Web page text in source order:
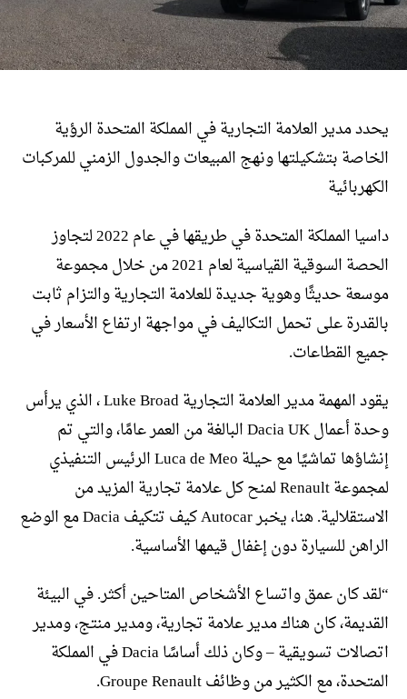
يحدد مدير العلامة التجارية في المملكة المتحدة الرؤية
الخاصة بتشكيلتها ونهج المبيعات والجدول الزمني للمركبات
الكهربائية
داسيا المملكة المتحدة في طريقها في عام 2022 لتجاوز
الحصة السوقية القياسية لعام 2021 من خلال مجموعة
موسعة حديثًا وهوية جديدة للعلامة التجارية والتزام ثابت
بالقدرة على تحمل التكاليف في مواجهة ارتفاع الأسعار في
جميع القطاعات.
يقود المهمة مدير العلامة التجارية Luke Broad ، الذي يرأس
وحدة أعمال Dacia UK البالغة من العمر عامًا، والتي تم
إنشاؤها تماشيًا مع حيلة Luca de Meo الرئيس التنفيذي
لمجموعة Renault لمنح كل علامة تجارية المزيد من
الاستقلالية. هنا، يخبر Autocar كيف تتكيف Dacia مع الوضع
الراهن للسيارة دون إغفال قيمها الأساسية.
“لقد كان عمق واتساع الأشخاص المتاحين أكثر. في البيئة
القديمة، كان هناك مدير علامة تجارية، ومدير منتج، ومدير
اتصالات تسويقية – وكان ذلك أساسًا Dacia في المملكة
المتحدة، مع الكثير من وظائف Groupe Renault.